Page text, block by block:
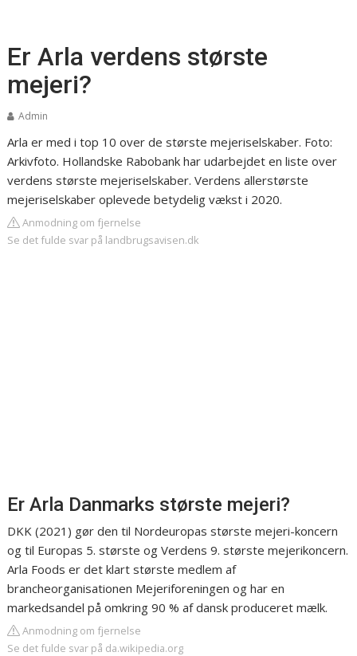
Er Arla verdens største
mejeri?
Admin
Arla er med i top 10 over de største mejeriselskaber. Foto:
Arkivfoto. Hollandske Rabobank har udarbejdet en liste over
verdens største mejeriselskaber. Verdens allerstørste
mejeriselskaber oplevede betydelig vækst i 2020.
Anmodning om fjernelse
Se det fulde svar på landbrugsavisen.dk
Er Arla Danmarks største mejeri?
DKK (2021) gør den til Nordeuropas største mejeri-koncern
og til Europas 5. største og Verdens 9. største mejerikoncern.
Arla Foods er det klart største medlem af
brancheorganisationen Mejeriforeningen og har en
markedsandel på omkring 90 % af dansk produceret mælk.
Anmodning om fjernelse
Se det fulde svar på da.wikipedia.org